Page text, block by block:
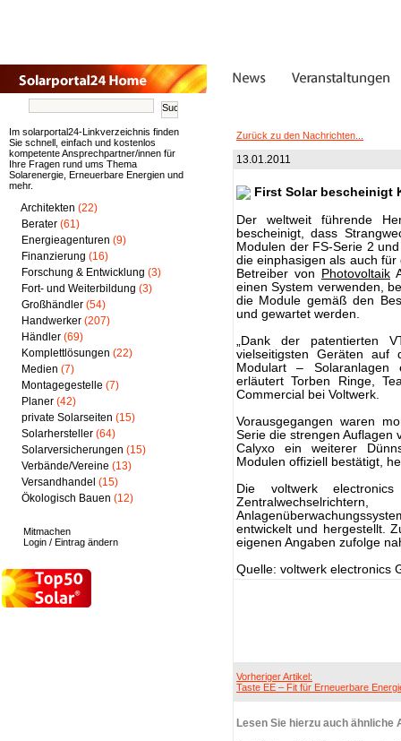
Im solarportal24-Linkverzeichnis finden
Sie schnell, einfach und kostenlos
kompetente Ansprechpartner/innen für
Ihre Fragen rund ums Thema
Solarenergie, Erneuerbare Energien und
mehr.
Architekten (22)
Berater (61)
Energieagenturen (9)
Finanzierung (16)
Forschung & Entwicklung (3)
Fort- und Weiterbildung (3)
Großhändler (54)
Handwerker (207)
Händler (69)
Komplettlösungen (22)
Medien (7)
Montagegestelle (7)
Planer (42)
private Solarseiten (15)
Solarhersteller (64)
Solarversicherungen (15)
Verbände/Vereine (13)
Versandhandel (15)
Ökologisch Bauen (12)
Mitmachen
Login / Eintrag ändern
Zurück zu den Nachrichten...
13.01.2011
First Solar bescheinigt
Der weltweit führende
bescheinigt, dass
Modulen der FS-Serie 2
die einphasigen als auch
Betreiber von
Photovoltaik
einen System verwenden,
die Module gemäß den
und gewartet werden.
„Dank der patentierten
vielseitigsten Geräten
Modulart – Solaranlagen
erläutert Torben Ringe,
Commercial bei Voltwerk.
Vorausgegangen waren
Serie die strengen Auflagen
Calyxo ein weiterer
Modulen offiziell bestätigt,
Die voltwerk
entwickelt und hergestellt.
eigenen Angaben zufolge
Quelle: voltwerk electronics
Vorheriger Artikel:
Taste EE – Fit für Erneuerbare
Lesen Sie hierzu auch ähnliche